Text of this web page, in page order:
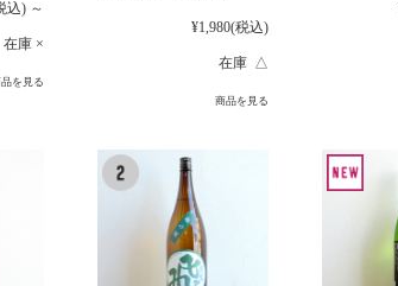
込) ～
在庫 ×
を見る
¥1,980(税込)
在庫 △
商品を見る